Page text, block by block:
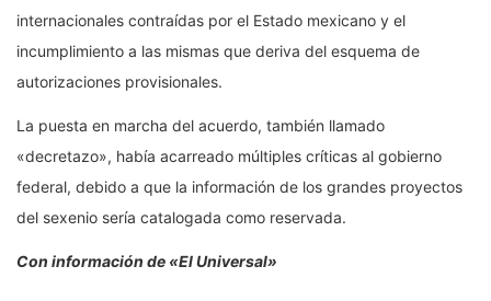
internacionales contraídas por el Estado mexicano y el
incumplimiento a las mismas que deriva del esquema de
autorizaciones provisionales.
La puesta en marcha del acuerdo, también llamado
«decretazo», había acarreado múltiples críticas al gobierno
federal, debido a que la información de los grandes proyectos
del sexenio sería catalogada como reservada.
Con información de «El Universal»